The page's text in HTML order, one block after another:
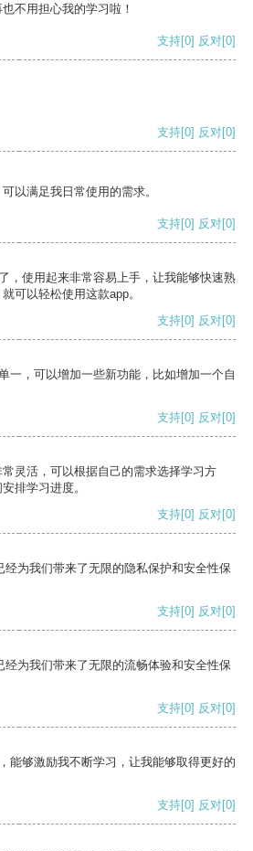
不用担心我的学习啦！
支持[0] 反对[0]
支持[0] 反对[0]
以满足我日常使用的需求。
支持[0] 反对[0]
，使用起来非常容易上手，让我能够快速熟
可以轻松使用这款app。
支持[0] 反对[0]
一，可以增加一些新功能，比如增加一个自
支持[0] 反对[0]
灵活，可以根据自己的需求选择学习方
排学习进度。
支持[0] 反对[0]
为我们带来了无限的隐私保护和安全性保
支持[0] 反对[0]
为我们带来了无限的流畅体验和安全性保
支持[0] 反对[0]
能够激励我不断学习，让我能够取得更好的
支持[0] 反对[0]